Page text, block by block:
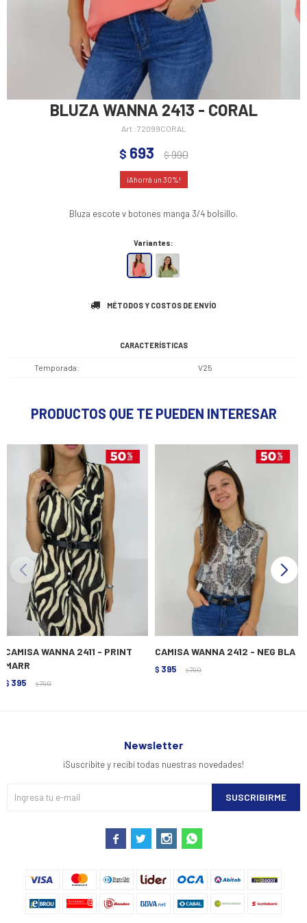
BLUZA WANNA 2413 - CORAL
72099CORAL
$ 693 $990
30
Bluza escote v botones manga 3/4 bolsillo.
Variantes:
MÉTODOS Y COSTOS DE ENVÍO
CARACTERÍSTICAS
Temporada V25
PRODUCTOS QUE TE PUEDEN INTERESAR
CAMISA WANNA 2411 - PRINT
MARR
$ 395 $ 790
CAMISA WANNA 2412 - NEG BLA
$ 395 $ 790
Newsletter
¡Suscribite y recibí todas nuestras novedades!
SUSCRIBIRME
   